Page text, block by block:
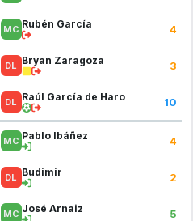
Rubén García 4
Bryan Zaragoza 3
Raúl García de Haro 10
Pablo Ibáñez 4
Budimir 2
José Arnaiz 5